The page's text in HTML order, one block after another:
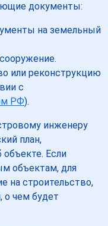
документы:
на земельный
или реконструкцию
с
РФ).
инженеру
план,
Если
объектам, для
на строительство,
о чем будет